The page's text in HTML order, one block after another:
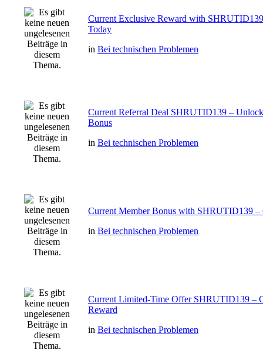
Current Exclusive Reward with
Today
in Bei technischen Problemen
Current Referral Deal SHRUTID139 –
Bonus
in Bei technischen Problemen
Current Member Bonus with SHRUTID139 –
in Bei technischen Problemen
Current Limited-Time Offer SHRUTID139 –
Reward
in Bei technischen Problemen